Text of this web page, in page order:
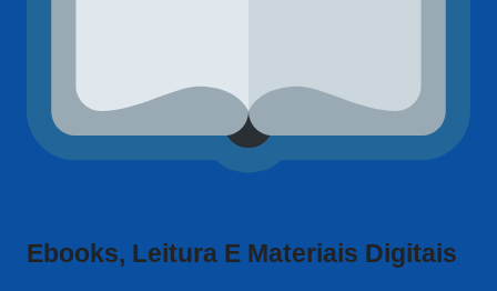
Ebooks, Leitura E Materiais Digitais